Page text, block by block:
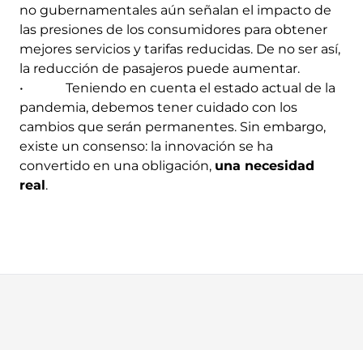
no gubernamentales aún señalan el impacto de
las presiones de los consumidores para obtener
mejores servicios y tarifas reducidas. De no ser así,
la reducción de pasajeros puede aumentar.
• Teniendo en cuenta el estado actual de la
pandemia, debemos tener cuidado con los
cambios que serán permanentes. Sin embargo,
existe un consenso: la innovación se ha
convertido en una obligación, una necesidad
real.